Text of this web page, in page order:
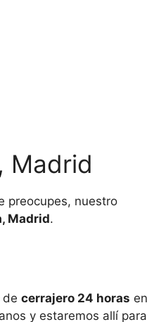
Madrid
preocupes, nuestro
Madrid.
de cerrajero 24 horas en
y estaremos allí para